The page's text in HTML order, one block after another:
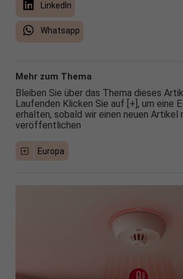
LinkedIn
Whatsapp
Mehr zum Thema
Bleiben Sie über das Thema dieses
Laufenden Klicken Sie auf [+], um eine
erhalten, sobald wir einen neuen Artikel
veröffentlichen
Europa